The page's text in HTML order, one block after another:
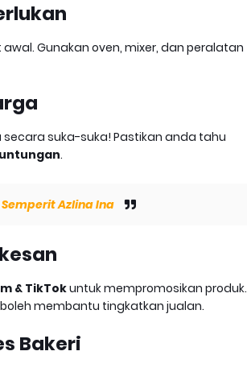
Gunakan oven, mixer, dan peralatan
suka-suka! Pastikan anda tahu
.
Azlina Ina
& TikTokuntuk mempromosikan produk.
membantu tingkatkan jualan.
Bakeri